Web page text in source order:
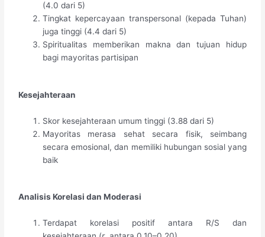
(4.0 dari 5)
Tingkat kepercayaan transpersonal (kepada Tuhan)
juga tinggi (4.4 dari 5)
Spiritualitas memberikan makna dan tujuan hidup
bagi mayoritas partisipan
Kesejahteraan
Skor kesejahteraan umum tinggi (3.88 dari 5)
Mayoritas merasa sehat secara fisik, seimbang
secara emosional, dan memiliki hubungan sosial yang
baik
Analisis Korelasi dan Moderasi
Terdapat korelasi positif antara R/S dan